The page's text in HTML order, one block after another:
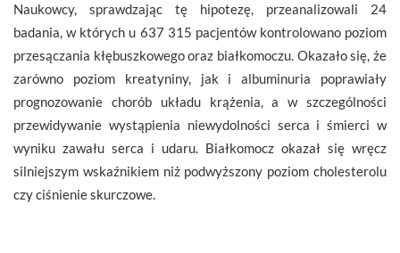
Naukowcy, sprawdzając tę hipotezę, przeanalizowali 24
badania, w których u 637 315 pacjentów kontrolowano poziom
przesączania kłębuszkowego oraz białkomoczu. Okazało się, że
zarówno poziom kreatyniny, jak i albuminuria poprawiały
prognozowanie chorób układu krążenia, a w szczególności
przewidywanie wystąpienia niewydolności serca i śmierci w
wyniku zawału serca i udaru. Białkomocz okazał się wręcz
silniejszym wskaźnikiem niż podwyższony poziom cholesterolu
czy ciśnienie skurczowe.